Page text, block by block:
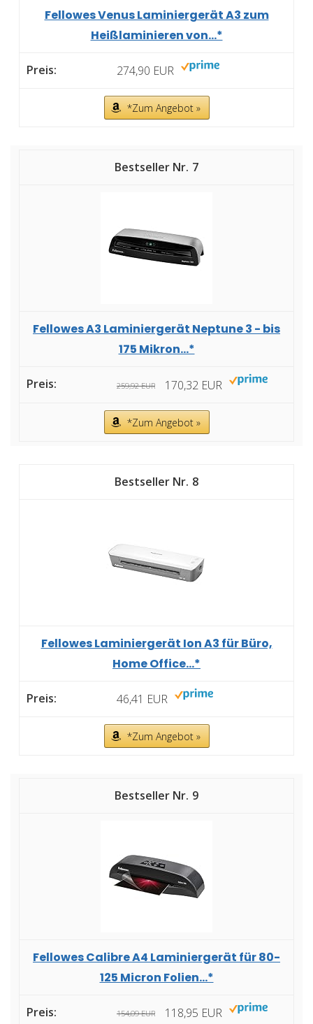
Fellowes Venus Laminiergerät A3 zum
Heißlaminieren von...*
274,90 EUR
*Zum Angebot »
7
Fellowes A3 Laminiergerät Neptune 3 - bis
175 Mikron...*
259,92 EUR 170,32 EUR
*Zum Angebot »
8
Fellowes Laminiergerät Ion A3 für Büro,
Home Office...*
46,41 EUR
*Zum Angebot »
9
Fellowes Calibre A4 Laminiergerät für 80-
125 Micron Folien...*
154,09 EUR 118,95 EUR